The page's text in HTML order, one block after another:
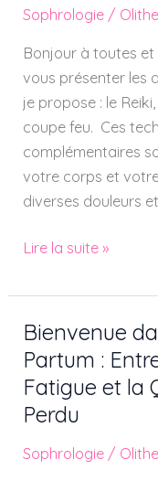
Sophrologie /
Bonjour à toutes et
vous présenter les
je propose : le
coupe feu. Ces
complémentaires
votre corps et
diverses douleurs
Énergétiques
Reiki,
Magnétisme
et
Coupeurs
de
Feu
pour
Lire la suite »
Bienvenue
Partum :
Fatigue et la
Perdu
Sophrologie /
Bienvenue
dans
la
Phase
Post-
Partum